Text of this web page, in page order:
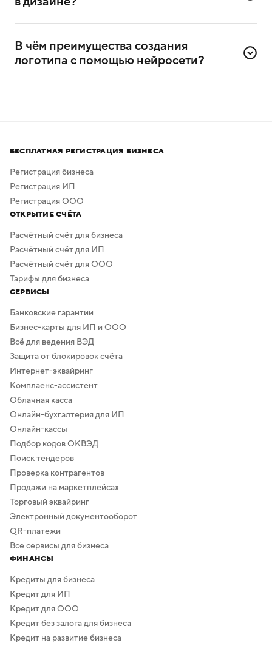
дизайнерского опыта. Он разработан специально для
самостоятельного создания логотипов.
В чём преимущества создания
логотипа с помощью нейросети?
а скачать результат можно бесплатно в высоком
качестве. Дополнительная обработка не нужна —
в сервисе предусмотрено скачивание логотипа без
фона.
БЕСПЛАТНАЯ РЕГИСТРАЦИЯ БИЗНЕСА
Регистрация бизнеса
Регистрация ИП
Регистрация ООО
ОТКРЫТИЕ СЧЁТА
Расчётный счёт для бизнеса
Расчётный счёт для ИП
Расчётный счёт для ООО
Тарифы для бизнеса
СЕРВИСЫ
Банковские гарантии
Бизнес-карты для ИП и ООО
Всё для ведения ВЭД
Защита от блокировок счёта
Интернет-эквайринг
Комплаенс-ассистент
Облачная касса
Онлайн-бухгалтерия для ИП
Онлайн-кассы
Подбор кодов ОКВЭД
Поиск тендеров
Проверка контрагентов
Продажи на маркетплейсах
Торговый эквайринг
Электронный документооборот
QR-платежи
Все сервисы для бизнеса
ФИНАНСЫ
Кредиты для бизнеса
Кредит для ИП
Кредит для ООО
Кредит без залога для бизнеса
Кредит на развитие бизнеса